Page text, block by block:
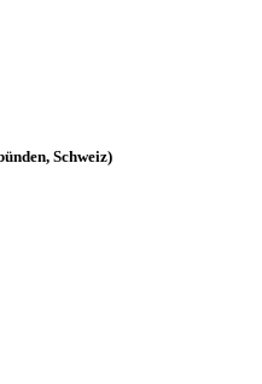
Schweiz)